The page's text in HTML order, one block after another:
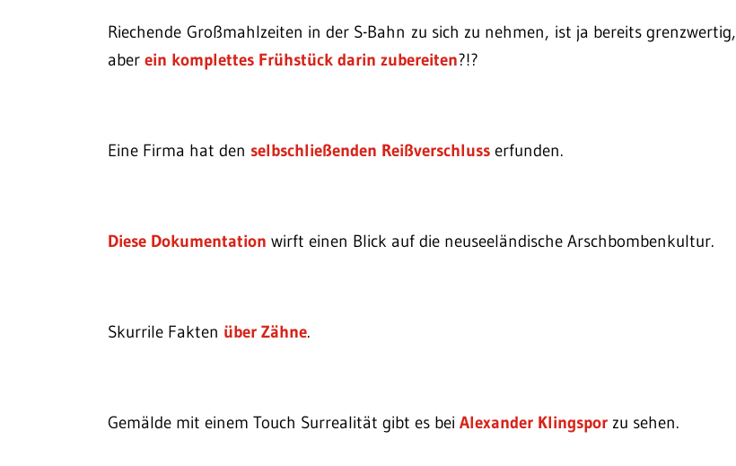
Riechende Großmahlzeiten in der S-Bahn zu sich zu nehmen, ist ja bereits grenzwertig,
aberein komplettes Frühstück darin zubereiten?!?
Eine Firma hat den selbschließenden Reißverschluss erfunden.
Diese Dokumentation wirft einen Blick auf die neuseeländische Arschbombenkultur.
Skurrile Fakten über Zähne.
Gemälde mit einem Touch Surrealität gibt es beiAlexander Klingspor zu sehen.